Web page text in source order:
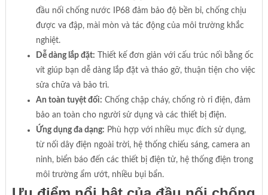
đầu nối chống nước IP68 đảm bảo độ bền bỉ, chống chịu
được va đập, mài mòn và tác động của môi trường khắc
nghiệt.
Dễ dàng lắp đặt: Thiết kế đơn giản với cấu trúc nối bằng ốc
vít giúp bạn dễ dàng lắp đặt và tháo gỡ, thuận tiện cho việc
sửa chữa và bảo trì.
An toàn tuyệt đối: Chống chập cháy, chống rò rỉ điện, đảm
bảo an toàn cho người sử dụng và các thiết bị điện.
Ứng dụng đa dạng: Phù hợp với nhiều mục đích sử dụng,
từ nối dây điện ngoài trời, hệ thống chiếu sáng, camera an
ninh, biển báo đến các thiết bị điện tử, hệ thống điện trong
môi trường ẩm ướt, nhiều bụi bẩn.